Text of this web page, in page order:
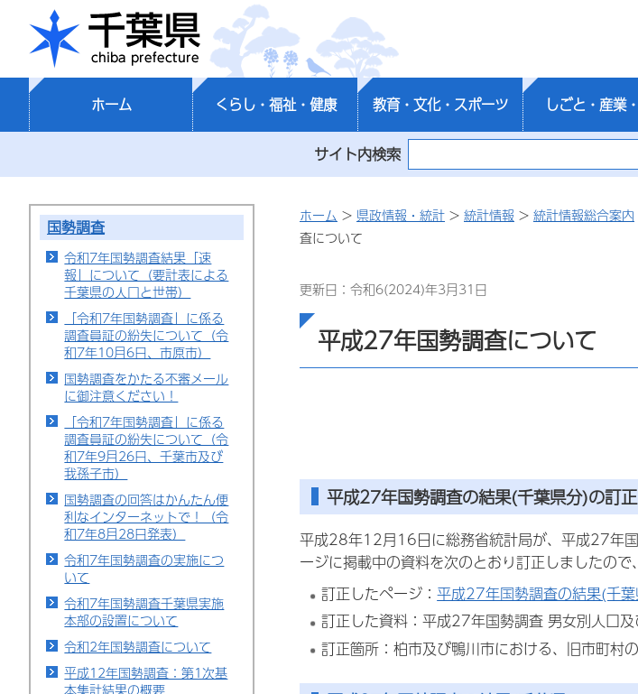
千葉県
ホーム くらし・福祉・健康 教育・文化・スポーツ しごと・産業
サイト内検索
国勢調査
令和7年国勢調査結果「速
報」について（要計表による
千葉県の人口と世帯）
「令和7年国勢調査」に係る
調査員証の紛失について（令
和7年10月6日、市原市）
国勢調査をかたる不審メール
に御注意ください！
「令和7年国勢調査」に係る
調査員証の紛失について（令
和7年9月26日、千葉市及び
我孫子市）
国勢調査の回答はかんたん便
利なインターネットで！（令
和7年8月28日発表）
令和7年国勢調査の実施につ
いて
令和7年国勢調査千葉県実施
本部の設置について
令和2年国勢調査について
平成12年国勢調査：第1次基
本集計結果の概要
ホーム > 県政情報・統計 > 統計情報 > 統計情報総合案内
査について
更新日：令和6(2024)年3月31日
平成27年国勢調査について
平成27年国勢調査の結果(千葉県分)の訂
平成28年12月16日に総務省統計局が、平成27年
ージに掲載中の資料を次のとおり訂正しましたので
訂正したページ：平成27年国勢調査の結果(千
訂正した資料：平成27年国勢調査 男女別人口
訂正箇所：柏市及び鴨川市における、旧市町村